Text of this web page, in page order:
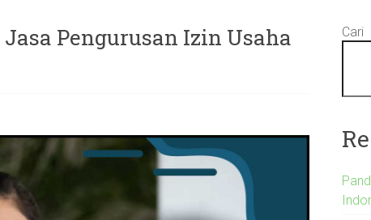
Pengurusan Izin Usaha Cari